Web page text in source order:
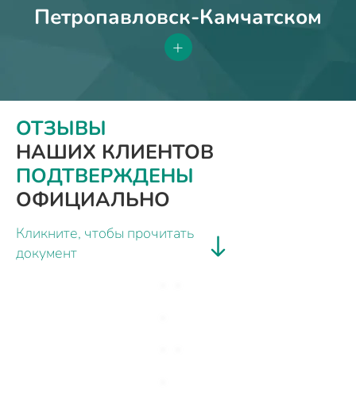
Петропавловск-Камчатском
+
ОТЗЫВЫ
НАШИХ КЛИЕНТОВ
ПОДТВЕРЖДЕНЫ
ОФИЦИАЛЬНО
Кликните, чтобы прочитать
документ